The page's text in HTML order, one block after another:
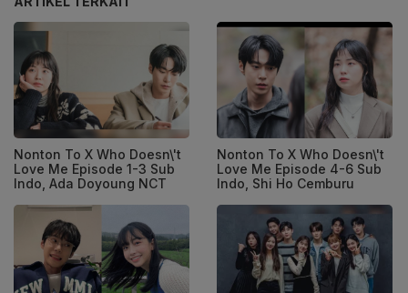
Nonton To X Who Doesn\'t
Love Me Episode 1-3 Sub
Indo, Ada Doyoung NCT
Nonton To X Who Doesn\'t
Love Me Episode 4-6 Sub
Indo, Shi Ho Cemburu